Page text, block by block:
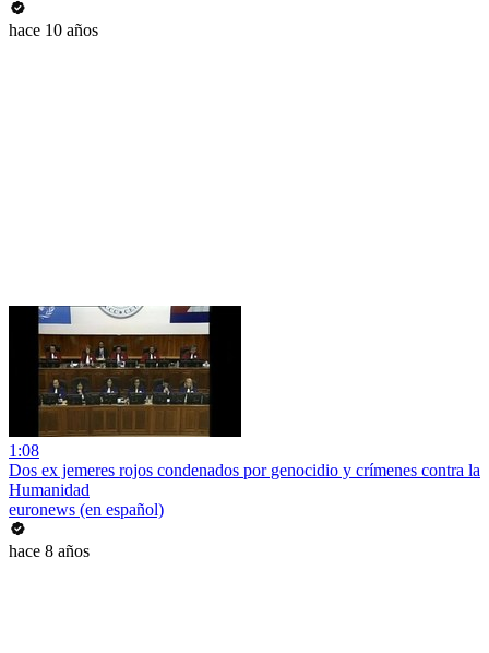
hace 10 años
1:08
Dos ex jemeres rojos condenados por genocidio y crímenes contra la
Humanidad
euronews (en español)
hace 8 años